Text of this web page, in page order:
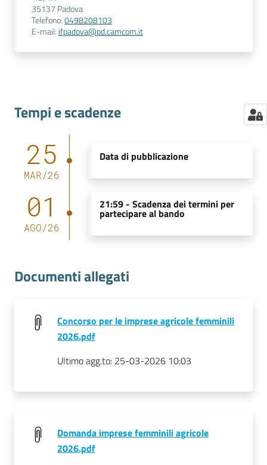
35137 Padova
Telefono:0498208103
E-mail: ifpadova@pd.camcom.it
Tempi e scadenze
25
MAR/26
Data di pubblicazione
01
AGO/26
21:59 - Scadenza dei termini per
partecipare al bando
Documenti allegati
Concorso per le imprese agricole femminili
2026.pdf
Ultimo agg.to: 25-03-2026 10:03
Domanda imprese femminili agricole
2026.pdf